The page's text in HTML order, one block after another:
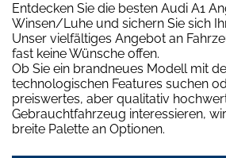
Entdecken Sie die besten Audi A1
Winsen/Luhe und sichern Sie sich
Unser vielfältiges Angebot an
fast keine Wünsche offen.
Ob Sie ein brandneues Modell mit
technologischen Features suchen
preiswertes, aber qualitativ
Gebrauchtfahrzeug interessieren,
breite Palette an Optionen.